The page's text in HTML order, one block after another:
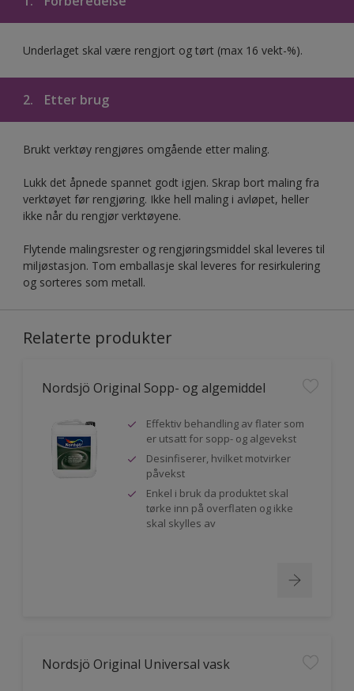
Underlaget skal være rengjort og tørt (max 16 vekt-%).
2. Etter brug
Brukt verktøy rengjøres omgående etter maling.
Lukk det åpnede spannet godt igjen. Skrap bort maling fra
verktøyet før rengjøring. Ikke hell maling i avløpet, heller
ikke når du rengjør verktøyene.
Flytende malingsrester og rengjøringsmiddel skal leveres til
miljøstasjon. Tom emballasje skal leveres for resirkulering
og sorteres som metall.
Relaterte produkter
Nordsjö Original Sopp- og algemiddel
Effektiv behandling av flater som
er utsatt for sopp- og algevekst
Desinfiserer, hvilket motvirker
påvekst
Enkel i bruk da produktet skal
tørke inn på overflaten og ikke
skal skylles av
Nordsjö Original Universal vask